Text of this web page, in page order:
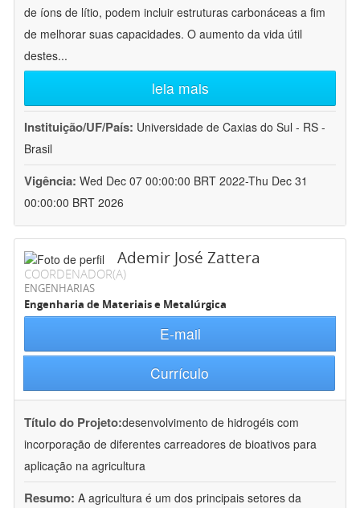
de íons de lítio, podem incluir estruturas carbonáceas a fim
de melhorar suas capacidades. O aumento da vida útil
destes...
leia mais
Instituição/UF/País: Universidade de Caxias do Sul - RS -
Brasil
Vigência: Wed Dec 07 00:00:00 BRT 2022-Thu Dec 31
00:00:00 BRT 2026
Ademir José Zattera
COORDENADOR(A)
ENGENHARIAS
Engenharia de Materiais e Metalúrgica
E-mail
Currículo
Título do Projeto:desenvolvimento de hidrogéis com
incorporação de diferentes carreadores de bioativos para
aplicação na agricultura
Resumo: A agricultura é um dos principais setores da